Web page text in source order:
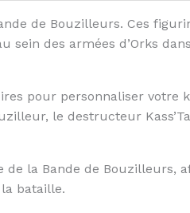
de Bouzilleurs. Ces
sein des armées d’Orks
pour personnaliser votre
le destructeur
la Bande de Bouzilleurs,
bataille.